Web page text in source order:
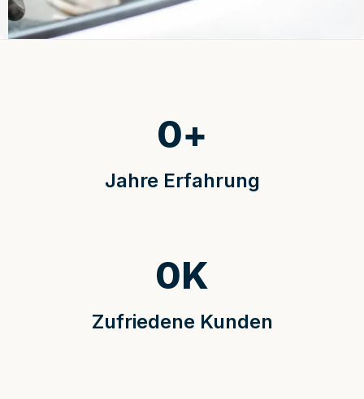
Jahre Erfahrung
0+
Zufriedene Kunden
0K